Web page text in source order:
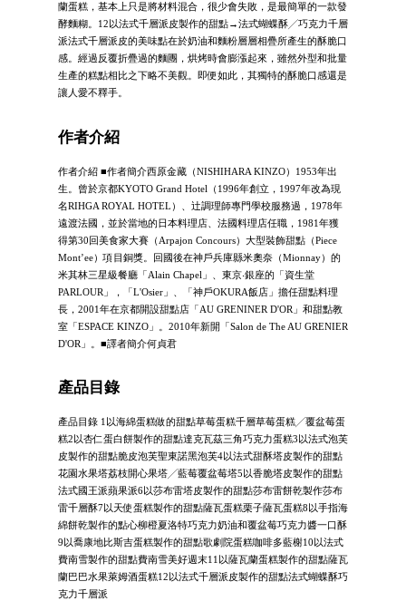
蘭蛋糕，基本上只是將材料混合，很少會失敗，是最簡單的一款發
酵麵糊。12以法式千層派皮製作的甜點→法式蝴蝶酥╱巧克力千層
派法式千層派皮的美味點在於奶油和麵粉層層相疊所產生的酥脆口
感。經過反覆折疊過的麵團，烘烤時會膨漲起來，雖然外型和批量
生產的糕點相比之下略不美觀。即便如此，其獨特的酥脆口感還是
讓人愛不釋手。
作者介紹
作者介紹 ■作者簡介西原金藏（NISHIHARA KINZO）1953年出
生。曾於京都KYOTO Grand Hotel（1996年創立，1997年改為現
名RIHGA ROYAL HOTEL）、辻調理師專門學校服務過，1978年
遠渡法國，並於當地的日本料理店、法國料理店任職，1981年獲
得第30回美食家大賽（Arpajon Concours）大型裝飾甜點（Piece
Mont’ee）項目銅獎。回國後在神戶兵庫縣米奧奈（Mionnay）的
米其林三星級餐廳「Alain Chapel」、東京‧銀座的「資生堂
PARLOUR」，「L'Osier」、「神戶OKURA飯店」擔任甜點料理
長，2001年在京都開設甜點店「AU GRENINER D'OR」和甜點教
室「ESPACE KINZO」。2010年新開「Salon de The AU GRENIER
D'OR」。■譯者簡介何貞君
產品目錄
產品目錄 1以海綿蛋糕做的甜點草莓蛋糕千層草莓蛋糕╱覆盆莓蛋
糕2以杏仁蛋白餅製作的甜點達克瓦茲三角巧克力蛋糕3以法式泡芙
皮製作的甜點脆皮泡芙聖東諾黑泡芙4以法式甜酥塔皮製作的甜點
花園水果塔荔枝開心果塔╱藍莓覆盆莓塔5以香脆塔皮製作的甜點
法式國王派蘋果派6以莎布雷塔皮製作的甜點莎布雷餅乾製作莎布
雷千層酥7以天使蛋糕製作的甜點薩瓦蛋糕栗子薩瓦蛋糕8以手指海
綿餅乾製作的點心柳橙夏洛特巧克力奶油和覆盆莓巧克力醬一口酥
9以喬康地比斯吉蛋糕製作的甜點歌劇院蛋糕咖啡多藍榭10以法式
費南雪製作的甜點費南雪美好週末11以薩瓦蘭蛋糕製作的甜點薩瓦
蘭巴巴水果萊姆酒蛋糕12以法式千層派皮製作的甜點法式蝴蝶酥巧
克力千層派